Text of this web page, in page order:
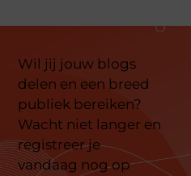
Wil jij jouw blogs
delen en een breed
publiek bereiken?
Wacht niet langer en
registreer je
vandaag nog op